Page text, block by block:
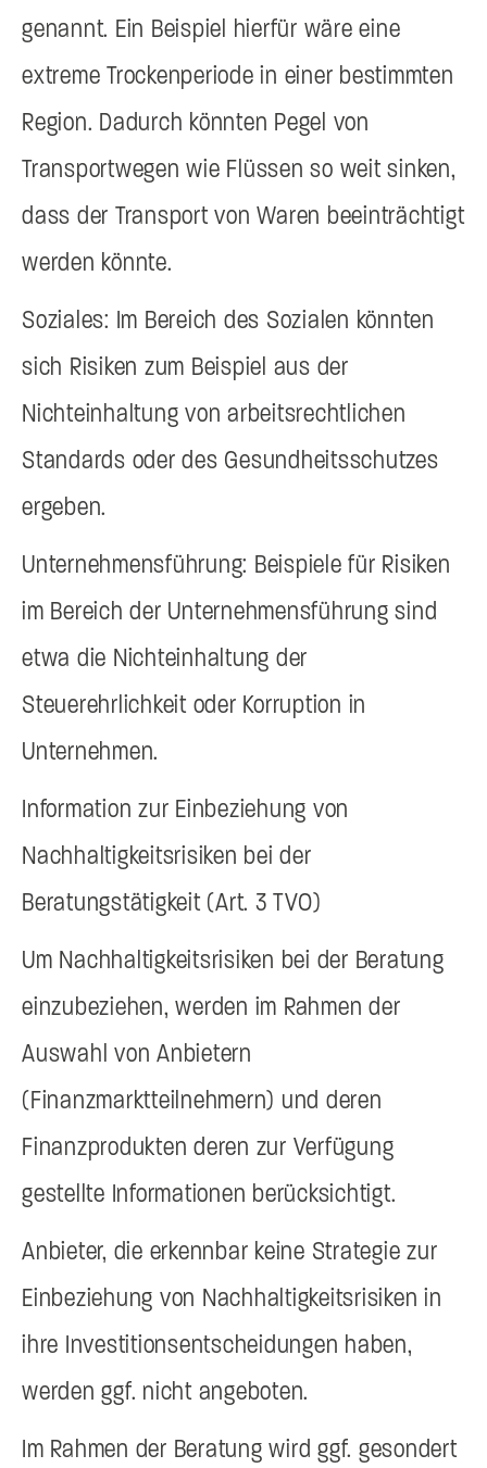
genannt. Ein Beispiel hierfür wäre eine
extreme Trockenperiode in einer bestimmten
Region. Dadurch könnten Pegel von
Transportwegen wie Flüssen so weit sinken,
dass der Transport von Waren beeinträchtigt
werden könnte.
Soziales: Im Bereich des Sozialen könnten
sich Risiken zum Beispiel aus der
Nichteinhaltung von arbeitsrechtlichen
Standards oder des Gesundheitsschutzes
ergeben.
Unternehmensführung: Beispiele für Risiken
im Bereich der Unternehmensführung sind
etwa die Nichteinhaltung der
Steuerehrlichkeit oder Korruption in
Unternehmen.
Information zur Einbeziehung von
Nachhaltigkeitsrisiken bei der
Beratungstätigkeit (Art. 3 TVO)
Um Nachhaltigkeitsrisiken bei der Beratung
einzubeziehen, werden im Rahmen der
Auswahl von Anbietern
(Finanzmarktteilnehmern) und deren
Finanzprodukten deren zur Verfügung
gestellte Informationen berücksichtigt.
Anbieter, die erkennbar keine Strategie zur
Einbeziehung von Nachhaltigkeitsrisiken in
ihre Investitionsentscheidungen haben,
werden ggf. nicht angeboten.
Im Rahmen der Beratung wird ggf. gesondert